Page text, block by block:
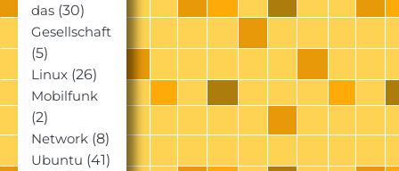
das (30)
Gesellschaft
(5)
Linux (26)
Mobilfunk
(2)
Network (8)
Ubuntu (41)